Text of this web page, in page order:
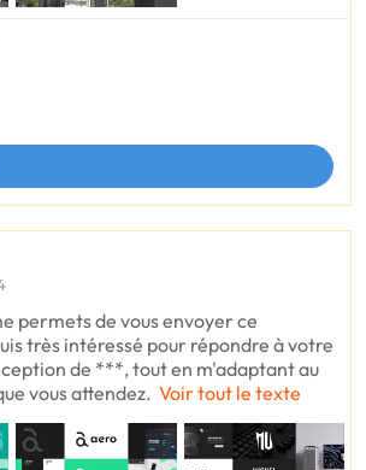
permets de vous envoyer ce
très intéressé pour répondre à votre
de ***, tout en m'adaptant au
vous attendez. Voir tout le texte